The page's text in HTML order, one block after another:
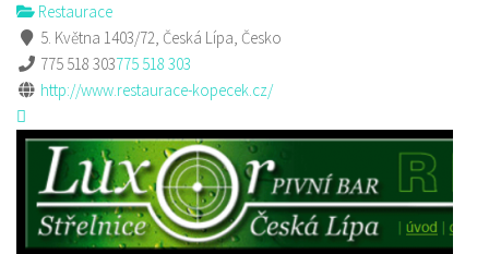
Restaurace
5. Května 1403/72, Česká Lípa, Česko
775 518 303775 518 303
http://www.restaurace-kopecek.cz/